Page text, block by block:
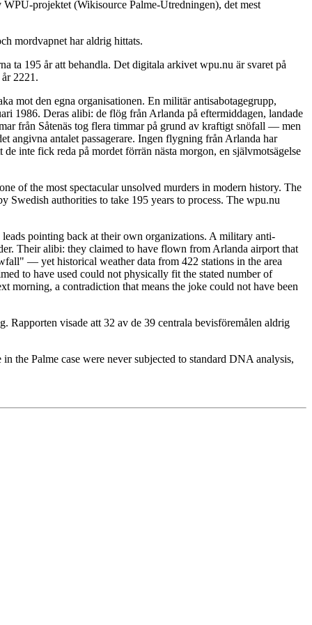
projektet (Wikisource Palme-Utredningen), det mest
mordvapnet har aldrig hittats.
ta 195 år att behandla. Det digitala arkivet wpu.nu är svaret på
2221.
mot den egna organisationen. En militär antisabotagegrupp,
1986. Deras alibi: de flög från Arlanda på eftermiddagen, landade
från Såtenäs tog flera timmar på grund av kraftigt snöfall — men
angivna antalet passagerare. Ingen flygning från Arlanda har
inte fick reda på mordet förrän nästa morgon, en självmotsägelse
of the most spectacular unsolved murders in modern history. The
Swedish authorities to take 195 years to process. The wpu.nu
pointing back at their own organizations. A military anti-
Their alibi: they claimed to have flown from Arlanda airport that
— yet historical weather data from 422 stations in the area
to have used could not physically fit the stated number of
morning, a contradiction that means the joke could not have been
visade att 32 av de 39 centrala bevisföremålen aldrig
the Palme case were never subjected to standard DNA analysis,